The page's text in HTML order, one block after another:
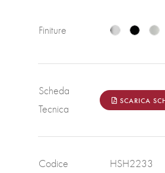
Finiture
Scheda
Tecnica
SCARICA
Codice HSH2233